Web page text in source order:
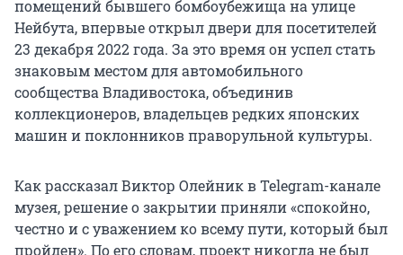
помещений бывшего бомбоубежища на улице
Нейбута, впервые открыл двери для посетителей
23 декабря 2022 года. За это время он успел стать
знаковым местом для автомобильного
сообщества Владивостока, объединив
коллекционеров, владельцев редких японских
машин и поклонников праворульной культуры.
Как рассказал Виктор Олейник в Telegram-канале
музея, решение о закрытии приняли «спокойно,
честно и с уважением ко всему пути, который был
пройден». По его словам, проект никогда не был